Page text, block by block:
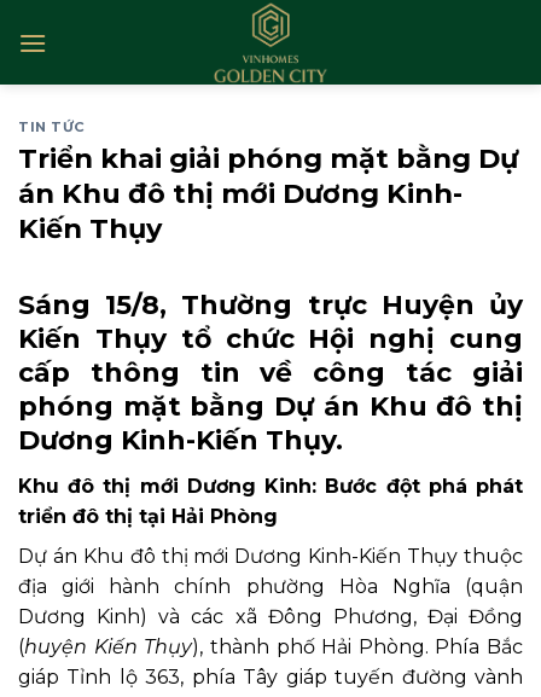
TIN TỨC
Triển khai giải phóng mặt bằng Dự
án Khu đô thị mới Dương Kinh-
Kiến Thụy
Sáng 15/8, Thường trực Huyện ủy
Kiến Thụy tổ chức Hội nghị cung
cấp thông tin về công tác giải
phóng mặt bằng Dự án Khu đô thị
Dương Kinh-Kiến Thụy.
Khu đô thị mới Dương Kinh: Bước đột phá phát
triển đô thị tại Hải Phòng
Dự án Khu đô thị mới Dương Kinh-Kiến Thụy thuộc
địa giới hành chính phường Hòa Nghĩa (quận
Dương Kinh) và các xã Đông Phương, Đại Đồng
(huyện Kiến Thụy), thành phố Hải Phòng. Phía Bắc
giáp Tỉnh lộ 363, phía Tây giáp tuyến đường vành